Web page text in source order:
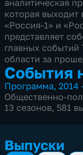
аналитическая
которая выходит
«Россия-1» и
представляет
главных событий
области за
События
Программа,2014
Общественно-
13 сезонов, 581
Выпуски